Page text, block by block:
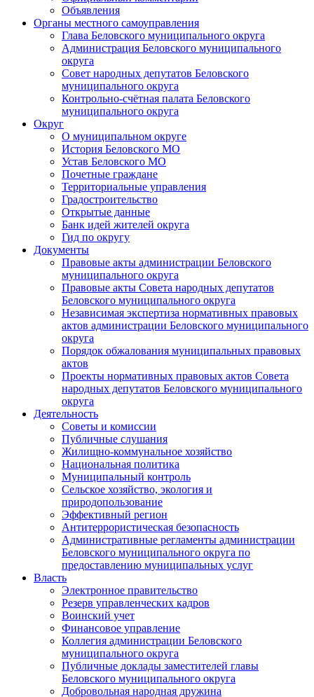
Объявления
Органы местного самоуправления
Глава Беловского муниципального округа
Администрация Беловского муниципального
округа
Совет народных депутатов Беловского
муниципального округа
Контрольно-счётная палата Беловского
муниципального округа
Округ
О муниципальном округе
История Беловского МО
Устав Беловского МО
Почетные граждане
Территориальные управления
Градостроительство
Открытые данные
Банк идей жителей округа
Гид по округу
Документы
Правовые акты администрации Беловского
муниципального округа
Правовые акты Совета народных депутатов
Беловского муниципального округа
Независимая экспертиза нормативных правовых
актов администрации Беловского муниципального
округа
Порядок обжалования муниципальных правовых
актов
Проекты нормативных правовых актов Совета
народных депутатов Беловского муниципального
округа
Деятельность
Советы и комиссии
Публичные слушания
Жилищно-коммунальное хозяйство
Национальная политика
Муниципальный контроль
Сельское хозяйство, экология и
природопользование
Эффективный регион
Антитеррористическая безопасность
Административные регламенты администрации
Беловского муниципального округа по
предоставлению муниципальных услуг
Власть
Электронное правительство
Резерв управленческих кадров
Воинский учет
Финансовое управление
Коллегия администрации Беловского
муниципального округа
Публичные доклады заместителей главы
Беловского муниципального округа
Добровольная народная дружина